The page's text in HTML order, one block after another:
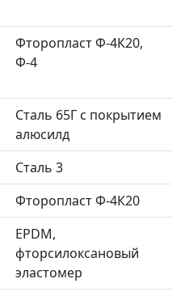
Фторопласт Ф-4К20,
Ф-4
Сталь 65Г с покрытием
алюсилд
Сталь 3
Фторопласт Ф-4К20
EPDM,
фторсилоксановый
эластомер